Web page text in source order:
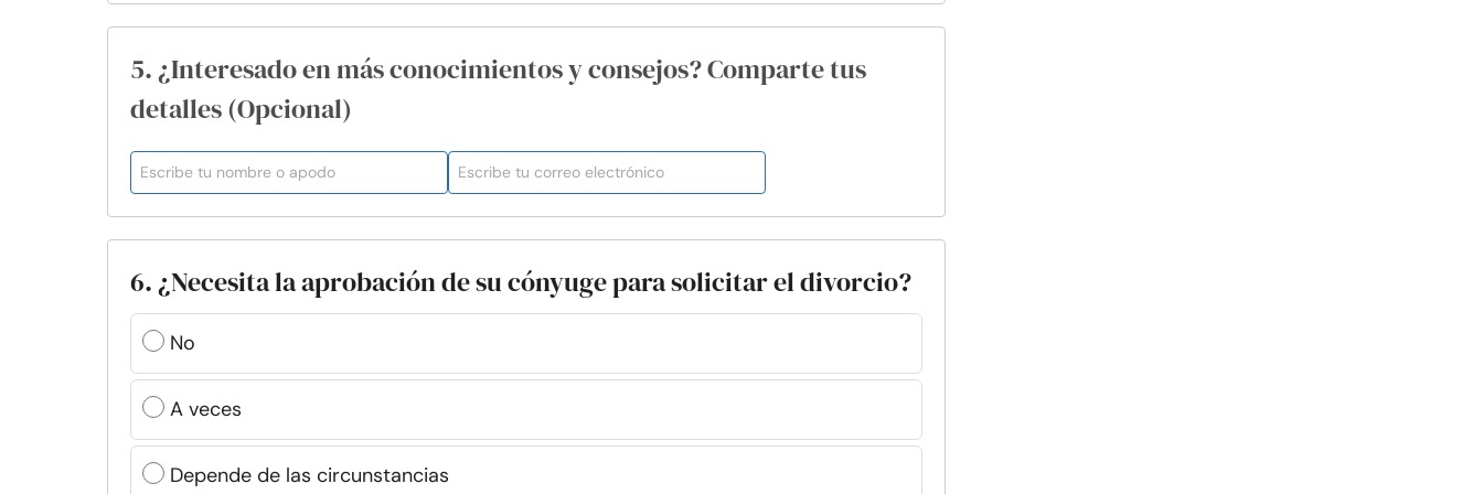
5. ¿Interesado en más conocimientos y consejos? Comparte tus
detalles (Opcional)
6. ¿Necesita la aprobación de su cónyuge para solicitar el divorcio?
No
A veces
Depende de las circunstancias